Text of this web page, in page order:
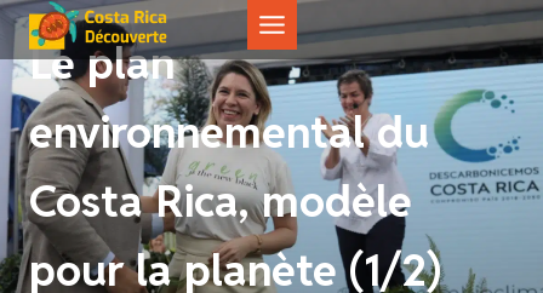
Aller
au
contenu
Le plan
environnemental du
Costa Rica, modèle
pour la planète (1/2)